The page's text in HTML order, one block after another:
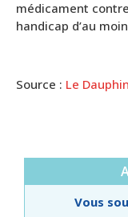
médicament
handicap d’au
Source : Le
Vous